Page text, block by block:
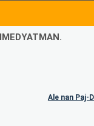
IMEDYATMAN.
Ale nan Paj-